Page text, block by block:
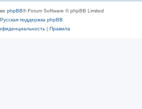
phpBB® Forum Software © phpBB Limited
Русская поддержка phpBB
| Правила